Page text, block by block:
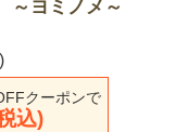
ヨミノメ～
クーポンで
込)